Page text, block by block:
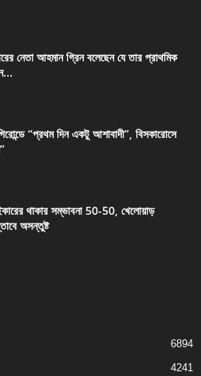
নেতা আহমান গ্রিন বলেছেন যে তার প্রাথমিক
“প্রথম দিন একটু আশাবাদী”, বিসকারোসে
থাকার সম্ভাবনা 50-50, খেলোয়াড়
অসন্তুষ্ট
6894
4241